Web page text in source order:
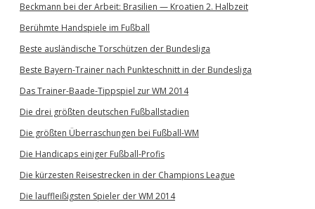
Beckmann bei der Arbeit: Brasilien — Kroatien 2. Halbzeit
Berühmte Handspiele im Fußball
Beste ausländische Torschützen der Bundesliga
Beste Bayern-Trainer nach Punkteschnitt in der Bundesliga
Das Trainer-Baade-Tippspiel zur WM 2014
Die drei größten deutschen Fußballstadien
Die größten Überraschungen bei Fußball-WM
Die Handicaps einiger Fußball-Profis
Die kürzesten Reisestrecken in der Champions League
Die lauffleißigsten Spieler der WM 2014